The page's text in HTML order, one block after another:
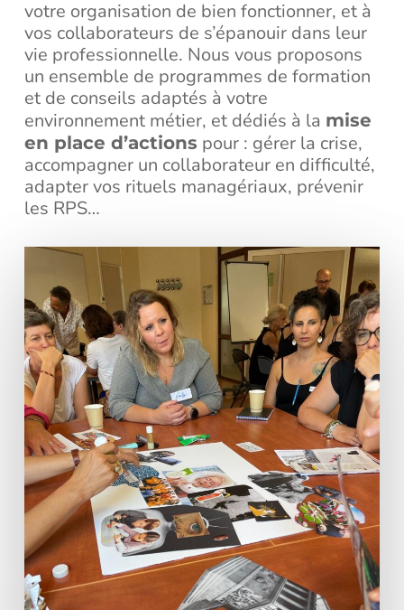
votre organisation de bien fonctionner, et à
vos collaborateurs de s’épanouir dans leur
vie professionnelle. Nous vous proposons
un ensemble de programmes de formation
et de conseils adaptés à votre
environnement métier, et dédiés à la mise
en place d’actions pour : gérer la crise,
accompagner un collaborateur en difficulté,
adapter vos rituels managériaux, prévenir
les RPS…